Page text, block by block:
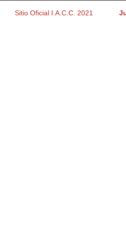
Sitio Oficial I.A.C.C. 2021